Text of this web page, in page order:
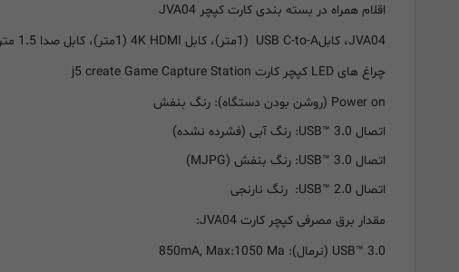
اقلام همراه در بسته بندی کارت کپچر JVA04
JVA04، کابلUSB C-to-A (1متر)، کابل 4K HDMI (1متر)، کابل صدا 1.5 متر (audio)، دفترچه راهنما
چراغ های LED کپچر کارت j5 create Game Capture Station
Power on (روشن بودن دستگاه): رنگ بنفش
اتصال USB™ 3.0: رنگ آبی (فشرده نشده)
اتصال USB™ 3.0: رنگ بنفش (MJPG)
اتصال USB™ 2.0: رنگ نارنجی
مقدار برق مصرفی کپچر کارت JVA04:
USB™ 3.0 (نرمال): 850mA, Max:1050 Ma